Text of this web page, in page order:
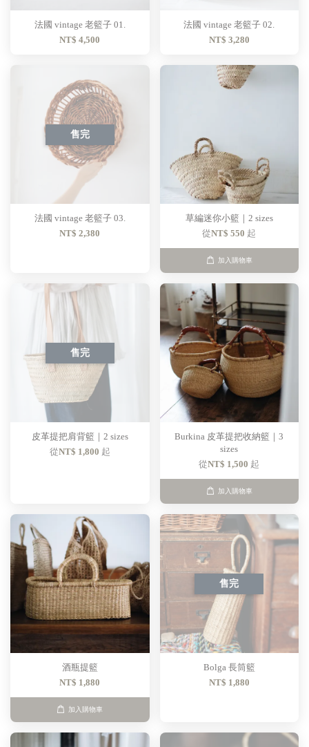
法國 vintage 老籃子 01.
NT$ 4,500
法國 vintage 老籃子 02.
NT$ 3,280
售完
法國 vintage 老籃子 03.
NT$ 2,380
草編迷你小籃｜2 sizes
從NT$ 550 起
加入購物車
售完
皮革提把肩背籃｜2 sizes
從NT$ 1,800 起
Burkina 皮革提把收納籃｜3
sizes
從NT$ 1,500 起
加入購物車
酒瓶提籃
NT$ 1,880
加入購物車
售完
Bolga 長筒籃
NT$ 1,880